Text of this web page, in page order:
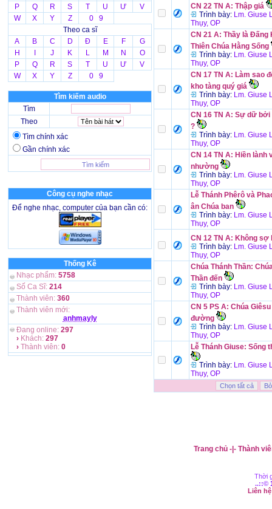
P
Q R S T U Ư
V
W
X Y Z
0 9
Theo ca sĩ
A
B C D Đ E F
G
H
J K L M N
O
P
Q R S T U Ư
V
W
X Y Z 0 9
Tìm kiếm audio
Tìm
Theo
Tìm chính xác
Gần chính xác
Công cụ nghe nhạc
Để nghe nhạc, computer của bạn cần có:
Thống Kê
Nhạc phẩm: 5758
Số Ca Sĩ: 214
Thành viên: 360
Thành viên mới:
anhmayly
Đang online: 297
› Khách: 297
› Thành viên: 0
CN 22 TN A: Thập giá
Trình bày: Lm. Giuse
Thụy, OP
CN 21 A: Thầy là Đấng
Thiên Chúa Hằng Sống
Trình bày: Lm. Giuse
Thụy, OP
CN 17 TN A: Làm sao
kho tàng quý giá
Trình bày: Lm. Giuse
Thụy, OP
CN 16 TN A: Sự dữ bởi
?
Trình bày: Lm. Giuse
Thụy, OP
CN 14 TN A: Hiền lành
nhường
Trình bày: Lm. Giuse
Thụy, OP
Lễ Thánh Phêrô và
ân Chúa ban
Trình bày: Lm. Giuse
Thụy, OP
CN 12 TN A: Không sợ
Trình bày: Lm. Giuse
Thụy, OP
Chúa Thánh Thần:
Thần đến
Trình bày: Lm. Giuse
Thụy, OP
CN 5 PS A: Chúa
đường
Trình bày: Lm. Giuse
Thụy, OP
Lễ Thánh Giuse: Sống
Trình bày: Lm. Giuse
Thụy, OP
Trang chủ-|- Thành
Thời
..::©
Liên